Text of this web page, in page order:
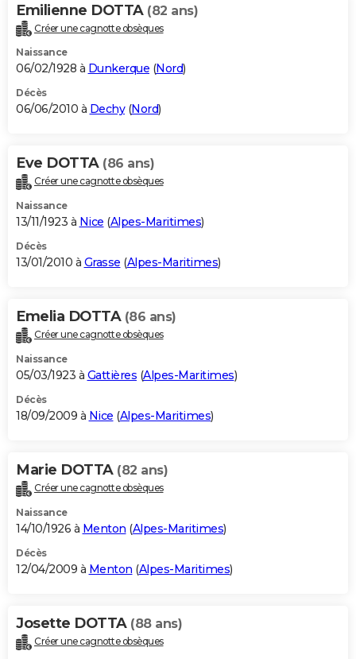
Emilienne DOTTA (82 ans)
Créer une cagnotte obsèques
Naissance
06/02/1928 à Dunkerque (Nord)
Décès
06/06/2010 à Dechy(Nord)
Eve DOTTA (86 ans)
Créer une cagnotte obsèques
Naissance
13/11/1923 à Nice (Alpes-Maritimes)
Décès
13/01/2010 à Grasse (Alpes-Maritimes)
Emelia DOTTA (86 ans)
Créer une cagnotte obsèques
Naissance
05/03/1923 à Gattières (Alpes-Maritimes)
Décès
18/09/2009 à Nice (Alpes-Maritimes)
Marie DOTTA (82 ans)
Créer une cagnotte obsèques
Naissance
14/10/1926 à Menton (Alpes-Maritimes)
Décès
12/04/2009 à Menton (Alpes-Maritimes)
Josette DOTTA (88 ans)
Créer une cagnotte obsèques